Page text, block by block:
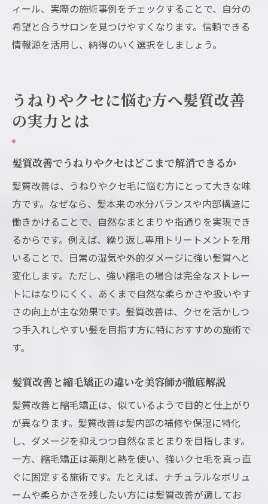
ィール、実際の施術事例をチェックすることで、自分の
希望と合うサロンを見つけやすくなります。信頼できる
情報源を活用し、納得のいく選択をしましょう。
うねりやクセに悩む方へ髪質改善
の実力とは
髪質改善でうねりやクセはどこまで解消できるか
髪質改善は、うねりやクセ毛に悩む方にとって大きな味
方です。なぜなら、髪本来の水分バランスや内部構造に
働きかけることで、自然なまとまりや指通りを実現でき
るからです。例えば、繰り返し専用トリートメントを用
いることで、日常の湿気や外的ダメージに強い髪質へと
変化します。ただし、強い縮毛の場合は完全なストレー
トにはなりにくく、あくまで自然な柔らかさや扱いやす
さの向上が主な効果です。髪質改善は、クセを活かしつ
つ手入れしやすい髪を目指す方に特におすすめの施術で
す。
髪質改善と縮毛矯正の違いを美容師が徹底解説
髪質改善と縮毛矯正は、似ているようで目的と仕上がり
が異なります。髪質改善は髪内部の補修や保湿に特化
し、ダメージを抑えつつ自然なまとまりを目指します。
一方、縮毛矯正は薬剤と熱を使い、強いクセ毛を真っ直
ぐに固定する施術です。たとえば、ナチュラルなボリュ
ームや柔らかさを残したい方には髪質改善が適してお